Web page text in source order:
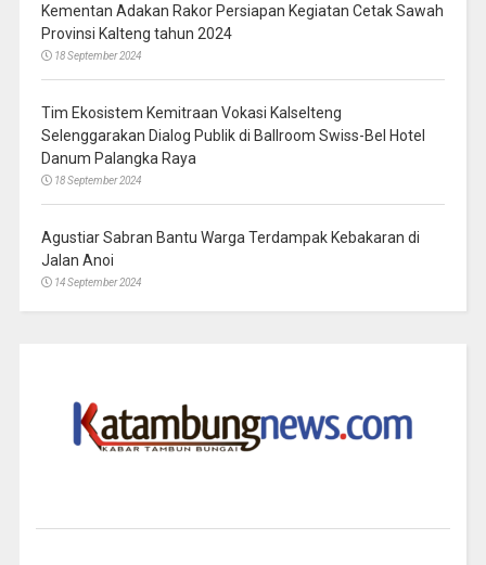
Kementan Adakan Rakor Persiapan Kegiatan Cetak Sawah
Provinsi Kalteng tahun 2024
18 September 2024
Tim Ekosistem Kemitraan Vokasi Kalselteng
Selenggarakan Dialog Publik di Ballroom Swiss-Bel Hotel
Danum Palangka Raya
18 September 2024
Agustiar Sabran Bantu Warga Terdampak Kebakaran di
Jalan Anoi
14 September 2024